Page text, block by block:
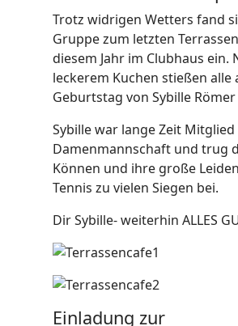
Trotz widrigen Wetters fand
Gruppe zum letzten
diesem Jahr im Clubhaus ein.
leckerem Kuchen stießen alle
Geburtstag von Sybille Römer
Sybille war lange Zeit Mitglied
Damenmannschaft und trug
Können und ihre große
Tennis zu vielen Siegen bei.
Dir Sybille- weiterhin ALLES
Einladung zur